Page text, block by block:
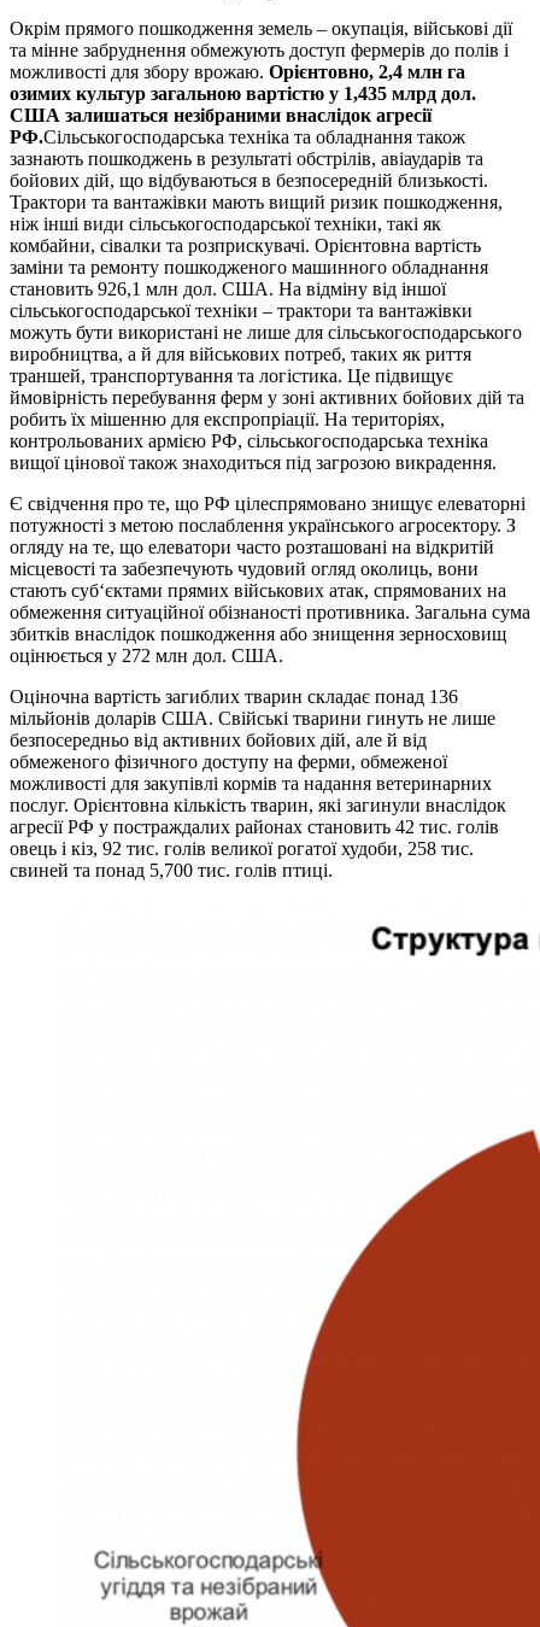
Окрім прямого пошкодження земель – окупація, військові дії
та мінне забруднення обмежують доступ фермерів до полів і
можливості для збору врожаю. Орієнтовно, 2,4 млн га
озимих культур загальною вартістю у 1,435 млрд дол.
США залишаться незібраними внаслідок агресії
РФ.Сільськогосподарська техніка та обладнання також
зазнають пошкоджень в результаті обстрілів, авіаударів та
бойових дій, що відбуваються в безпосередній близькості.
Трактори та вантажівки мають вищий ризик пошкодження,
ніж інші види сільськогосподарської техніки, такі як
комбайни, сівалки та розприскувачі. Орієнтовна вартість
заміни та ремонту пошкодженого машинного обладнання
становить 926,1 млн дол. США. На відміну від іншої
сільськогосподарської техніки – трактори та вантажівки
можуть бути використані не лише для сільськогосподарського
виробництва, а й для військових потреб, таких як риття
траншей, транспортування та логістика. Це підвищує
ймовірність перебування ферм у зоні активних бойових дій та
робить їх мішенню для експропріації. На територіях,
контрольованих армією РФ, сільськогосподарська техніка
вищої цінової також знаходиться під загрозою викрадення.
Є свідчення про те, що РФ цілеспрямовано знищує елеваторні
потужності з метою послаблення українського агросектору. З
огляду на те, що елеватори часто розташовані на відкритій
місцевості та забезпечують чудовий огляд околиць, вони
стають суб‘єктами прямих військових атак, спрямованих на
обмеження ситуаційної обізнаності противника. Загальна сума
збитків внаслідок пошкодження або знищення зерносховищ
оцінюється у 272 млн дол. США.
Оціночна вартість загиблих тварин складає понад 136
мільйонів доларів США. Свійські тварини гинуть не лише
безпосередньо від активних бойових дій, але й від
обмеженого фізичного доступу на ферми, обмеженої
можливості для закупівлі кормів та надання ветеринарних
послуг. Орієнтовна кількість тварин, які загинули внаслідок
агресії РФ у постраждалих районах становить 42 тис. голів
овець і кіз, 92 тис. голів великої рогатої худоби, 258 тис.
свиней та понад 5,700 тис. голів птиці.